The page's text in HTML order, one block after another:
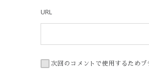
URL
次回のコメントで使用するためブ